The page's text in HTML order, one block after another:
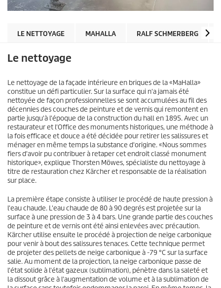
LE NETTOYAGE MAHALLA RALF SCHMERBERG
Le nettoyage
Le nettoyage de la façade intérieure en briques de la «MaHalla»
constitue un défi particulier. Sur la surface qui n'a jamais été
nettoyée de façon professionnelles se sont accumulées au fil des
décennies des couches de peinture et de vernis qui remontent en
partie jusqu'à l'époque de la construction du hall en 1895. Avec un
restaurateur et l'Office des monuments historiques, une méthode à
la fois efficace et douce a été décidée pour retirer les salissures et
ménager en même temps la substance d'origine. «Nous sommes
fiers d'avoir pu contribuer à retaper cet endroit classé monument
historique», explique Thorsten Möwes, spécialiste du nettoyage à
titre de restauration chez Kärcher et responsable de la réalisation
sur place.
La première étape consiste à utiliser le procédé de haute pression à
l'eau chaude. L'eau chaude de 80 à 90 degrés est projetée sur la
surface à une pression de 3 à 4 bars. Une grande partie des couches
de peinture et de vernis ont été ainsi enlevées avec précaution.
Kärcher utilise ensuite le procédé à projection de neige carbonique
pour venir à bout des salissures tenaces. Cette technique permet
de projeter des pellets de neige carbonique à -79 °C sur la surface
salie. Au moment de la projection, la neige carbonique passe de
l'état solide à l'état gazeux (sublimation), pénètre dans la saleté et
la dissout grâce à l'augmentation de volume et à la sublimation de